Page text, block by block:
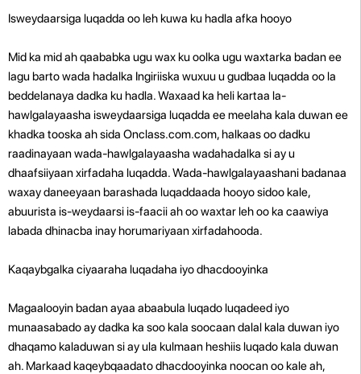
Isweydaarsiga luqadda oo leh kuwa ku hadla afka hooyo
Mid ka mid ah qaababka ugu wax ku oolka ugu waxtarka badan ee
lagu barto wada hadalka Ingiriiska wuxuu u gudbaa luqadda oo la
beddelanaya dadka ku hadla. Waxaad ka heli kartaa la-
hawlgalayaasha isweydaarsiga luqadda ee meelaha kala duwan ee
khadka tooska ah sida Onclass.com.com, halkaas oo dadku
raadinayaan wada-hawlgalayaasha wadahadalka si ay u
dhaafsiiyaan xirfadaha luqadda. Wada-hawlgalayaashani badanaa
waxay daneeyaan barashada luqaddaada hooyo sidoo kale,
abuurista is-weydaarsi is-faacii ah oo waxtar leh oo ka caawiya
labada dhinacba inay horumariyaan xirfadahooda.
Kaqaybgalka ciyaaraha luqadaha iyo dhacdooyinka
Magaalooyin badan ayaa abaabula luqado luqadeed iyo
munaasabado ay dadka ka soo kala soocaan dalal kala duwan iyo
dhaqamo kaladuwan si ay ula kulmaan heshiis luqado kala duwan
ah. Markaad kaqeybqaadato dhacdooyinka noocan oo kale ah,